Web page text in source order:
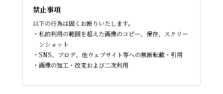
禁止事項
以下の行為は固くお断りいたします。
私的利用の範囲を超えた画像のコピー、保存、スクリー
ンショット
SNS、ブログ、他ウェブサイト等への無断転載・引用
画像の加工・改変および二次利用